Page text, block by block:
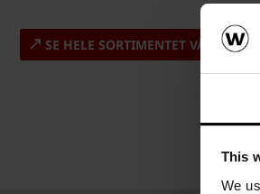
This
We
SE HELE SORTIMENTET VÅRT MED